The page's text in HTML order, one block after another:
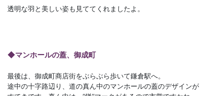
透明な羽と美しい姿も見ててくれましたよ。
◆マンホールの蓋、御成町
最後は、御成町商店街をぶらぶら歩いて鎌倉駅へ。
途中の十字路辺り、道の真ん中のマンホールの蓋のデザインが